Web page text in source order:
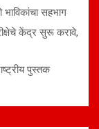
सहभाग
केंद्र सुरू करावे,
पुस्तक